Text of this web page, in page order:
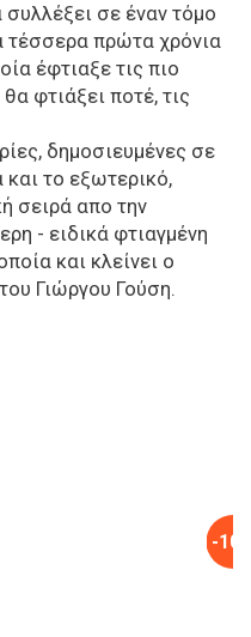
σε έναν τόμο
τέσσερα πρώτα χρόνια
έφτιαξε τις πιο
φτιάξει ποτέ, τις
δημοσιευμένες σε
το εξωτερικό,
σειρά απο την
- ειδικά φτιαγμένη
και κλείνει ο
Γιώργου Γούση.
-